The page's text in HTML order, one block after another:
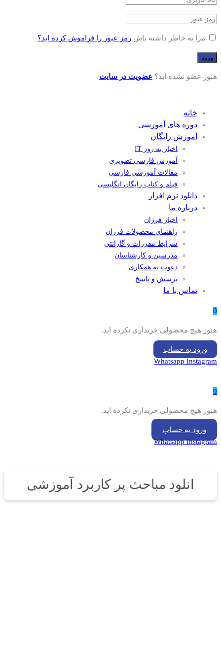
مرا به خاطر داشته باش رمز عبور را فراموش کرده اید؟
هنوز عضو نشده اید؟ عضویت در سایت
خانه
دوره های آموزشی
آموزش رایگان
اخبار به روز IT
آموزش فارسی تصویری
مقالات آموزشی فارسی
فیلم و کتاب رایگان انگلیسی
دانلود نرم افزار
درباره ما
اخبار فرزان
راهنمای محصولات فرزان
شرایط مقررات و گارانتی
مدرسین و کارشناسان
دعوت به همکاری
پرسش و پاسخ
تماس با ما
0
هنوز هیچ محصولی خریداری نکرده اید.
ورود به حساب
Whatsapp Instagram
0
هنوز هیچ محصولی خریداری نکرده اید.
ورود به حساب
Whatsapp Instagram
انلود مباحث پر کاربرد آموزشی